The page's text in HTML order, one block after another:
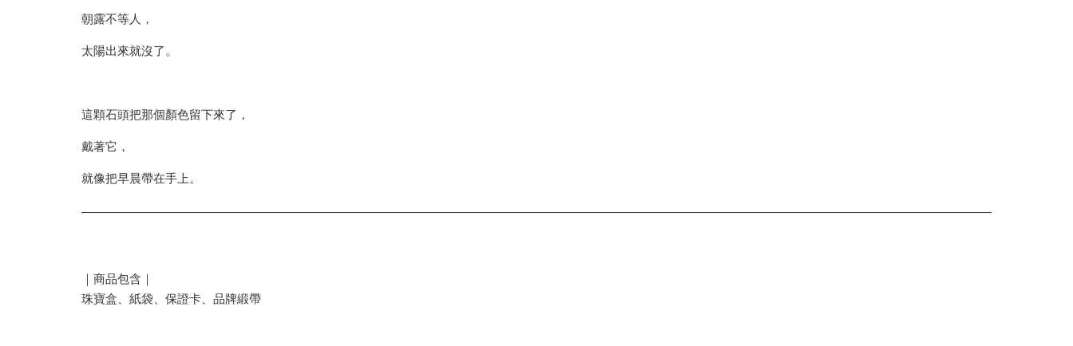
朝露不等人，
太陽出來就沒了。
這顆石頭把那個顏色留下來了，
戴著它，
就像把早晨帶在手上。
｜商品包含｜
珠寶盒、紙袋、保證卡、品牌緞帶